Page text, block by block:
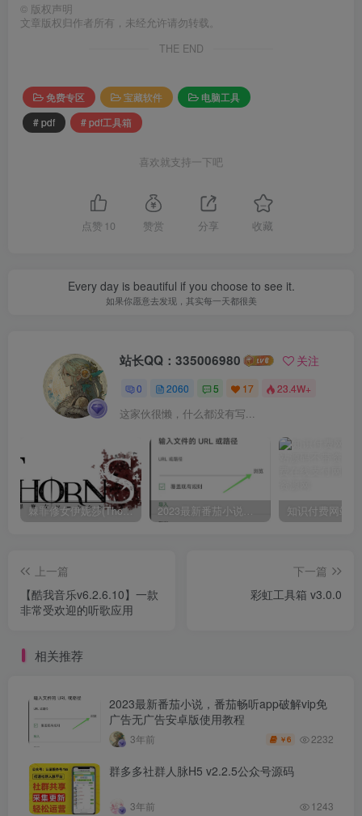
© 版权声明
文章版权归作者所有，未经允许请勿转载。
THE END
免费专区 宝藏软件
电脑工具
# pdf
# pdf工具箱
喜欢就支持一下吧
点赞 10 赞赏 分享 收藏
Every day is beautiful if you choose to see it.
如果你愿意去发现，其实每一天都很美
站长QQ：335006980 关注
0 2060 5 17 23.4W+
这家伙很懒，什么都没有写...
棘罪修女伊妮莎(ThornSin) ver0.11 官方中文版 ACT游戏&神作 2.1G 2023最新番茄小说，番茄畅听app破解vip免广告无广告安卓版使用教程
上一篇
【酷我音乐v6.2.6.10】一款
非常受欢迎的听歌应用
下一篇
彩虹工具箱 v3.0.0
相关推荐
2023最新番茄小说，番茄畅听app破解vip免
广告无广告安卓版使用教程
3年前 ￥6 2232
群多多社群人脉H5 v2.2.5公众号源码
3年前 1243